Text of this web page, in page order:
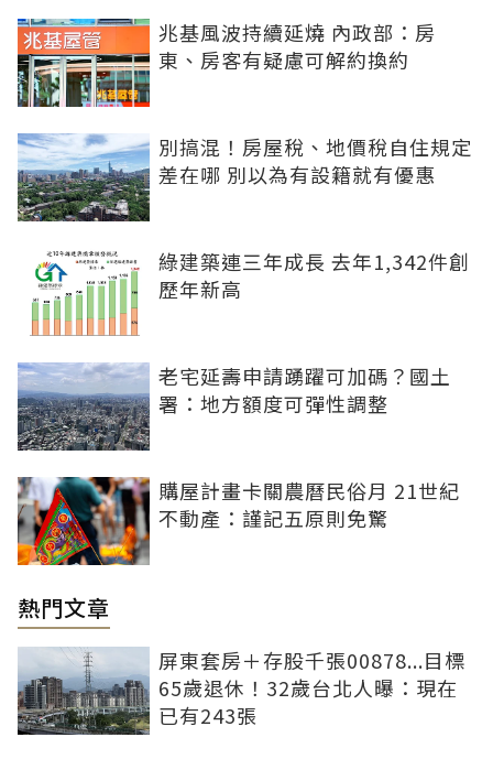
兆基風波持續延燒 內政部：房
東、房客有疑慮可解約換約
別搞混！房屋稅、地價稅自住規定
差在哪 別以為有設籍就有優惠
綠建築連三年成長 去年1,342件創
歷年新高
老宅延壽申請踴躍可加碼？國土
署：地方額度可彈性調整
購屋計畫卡關農曆民俗月 21世紀
不動產：謹記五原則免驚
熱門文章
屏東套房＋存股千張00878...目標
65歲退休！32歲台北人曝：現在
已有243張